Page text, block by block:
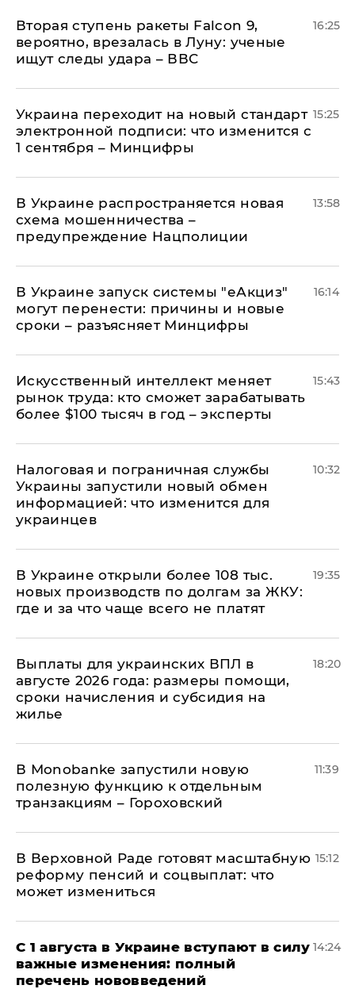
Вторая ступень ракеты Falcon 9,
вероятно, врезалась в Луну: ученые
ищут следы удара – ВВС
16:25
Украина переходит на новый стандарт
электронной подписи: что изменится с
1 сентября – Минцифры
15:25
В Украине распространяется новая
схема мошенничества –
предупреждение Нацполиции
13:58
В Украине запуск системы "еАкциз"
могут перенести: причины и новые
сроки – разъясняет Минцифры
16:14
Искусственный интеллект меняет
рынок труда: кто сможет зарабатывать
более $100 тысяч в год – эксперты
15:43
Налоговая и пограничная службы
Украины запустили новый обмен
информацией: что изменится для
украинцев
10:32
В Украине открыли более 108 тыс.
новых производств по долгам за ЖКУ:
где и за что чаще всего не платят
19:35
Выплаты для украинских ВПЛ в
августе 2026 года: размеры помощи,
сроки начисления и субсидия на
жилье
18:20
В Мonobankе запустили новую
полезную функцию к отдельным
транзакциям – Гороховский
11:39
В Верховной Раде готовят масштабную
реформу пенсий и соцвыплат: что
может измениться
15:12
С 1 августа в Украине вступают в силу
важные изменения: полный
перечень нововведений
14:24